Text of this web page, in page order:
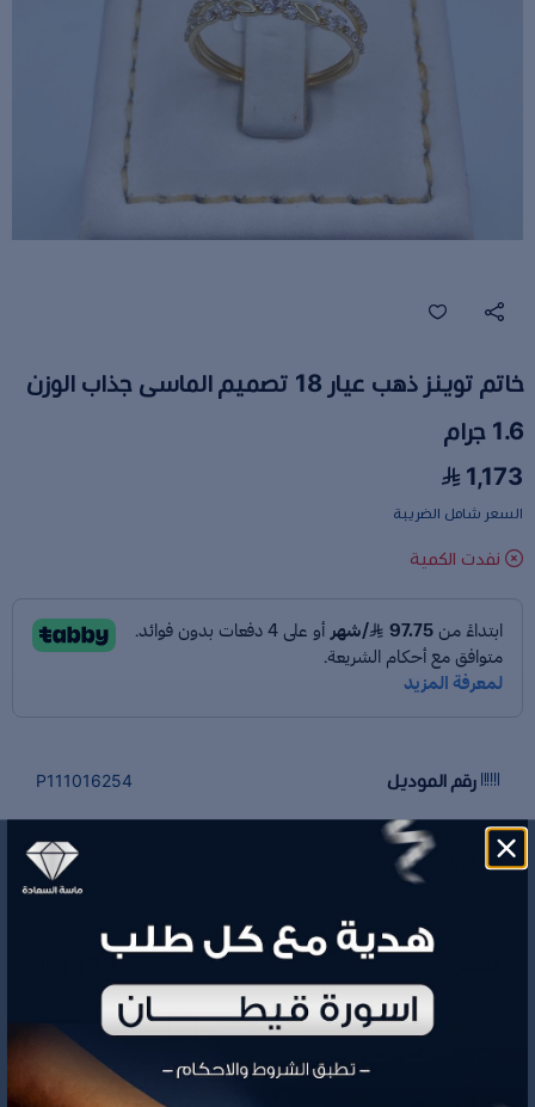
خاتم توينز ذهب عيار 18 تصميم الماسى جذاب الوزن
1.6 جرام
1,173
السعر شامل الضريبة
نفدت الكمية
رقم الموديل P111016254
1.6 جم
1,173